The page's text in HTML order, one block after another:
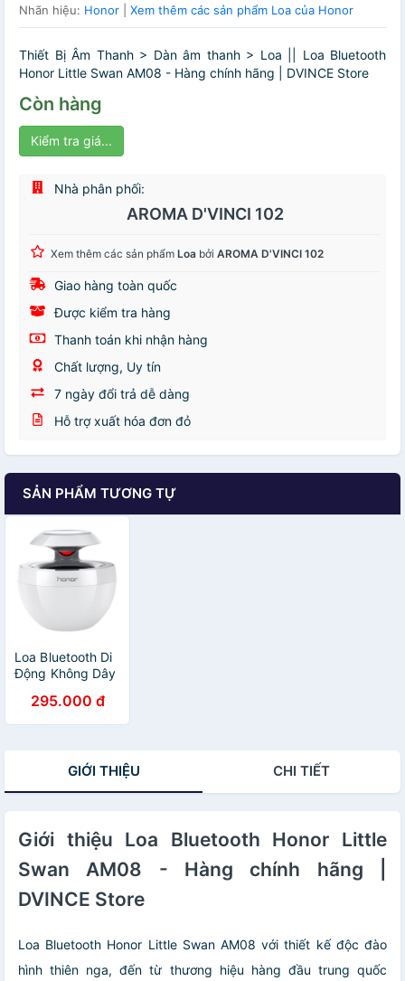
Nhãn hiệu: Honor Xem thêm các sản phẩm Loa của Honor
Thiết Bị Âm Thanh > Dàn âm thanh > Loa || Loa Bluetooth
Honor Little Swan AM08 - Hàng chính hãng | DVINCE Store
Còn hàng
Kiểm tra giá...
Nhà phân phối:
AROMA D'VINCI 102
Xem thêm các sản phẩm Loa bởi AROMA D'VINCI 102
Giao hàng toàn quốc
Được kiểm tra hàng
Thanh toán khi nhận hàng
Chất lượng, Uy tín
7 ngày đổi trả dễ dàng
Hỗ trợ xuất hóa đơn đỏ
SẢN PHẨM TƯƠNG TỰ
Loa Bluetooth Di
Động Không Dây
AM08 - Hàng
Chính Hãng |
295.000 đ
GIỚI THIỆU CHI TIẾT
Giới thiệu Loa Bluetooth Honor Little
Swan AM08 - Hàng chính hãng |
DVINCE Store
Loa Bluetooth Honor Little Swan AM08 với thiết kế độc đào
hình thiên nga, đến từ thương hiệu hàng đầu trung quốc